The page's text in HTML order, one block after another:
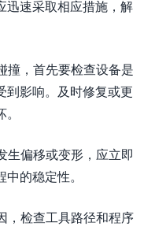
迅速采取相应措施，解
撞，首先要检查设备是
到影响。及时修复或更
生偏移或变形，应立即
的稳定性。
，检查工具路径和程序